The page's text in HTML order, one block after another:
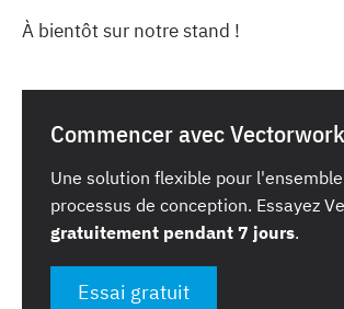
À bientôt sur notre stand !
Commencer avec
Une solution flexible pour
processus de conception. Essayez
gratuitement pendant 7 jours.
Essai gratuit